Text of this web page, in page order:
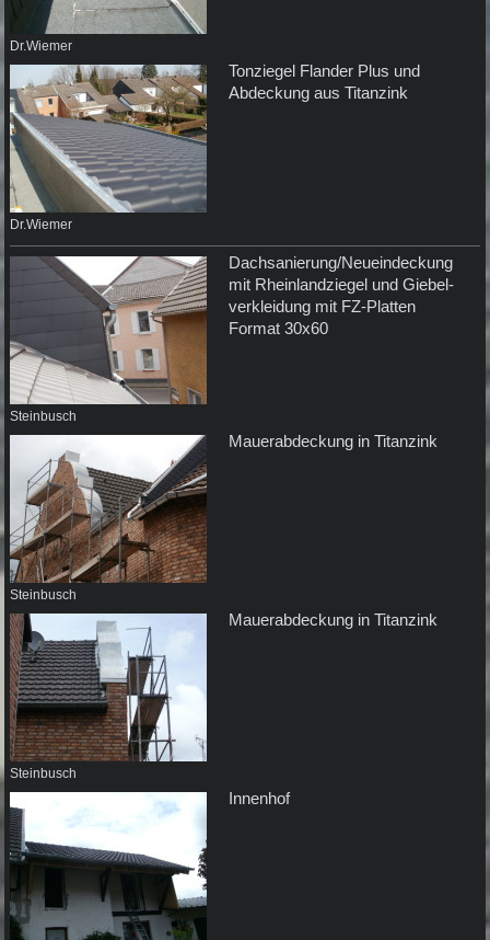
Dr.Wiemer
Dr.Wiemer
Tonziegel Flander Plus und
Abdeckung aus Titanzink
Steinbusch
Dachsanierung/Neueindeckung
mit Rheinlandziegel und Giebel-
verkleidung mit FZ-Platten
Format 30x60
Steinbusch
Mauerabdeckung in Titanzink
Steinbusch
Mauerabdeckung in Titanzink
Innenhof